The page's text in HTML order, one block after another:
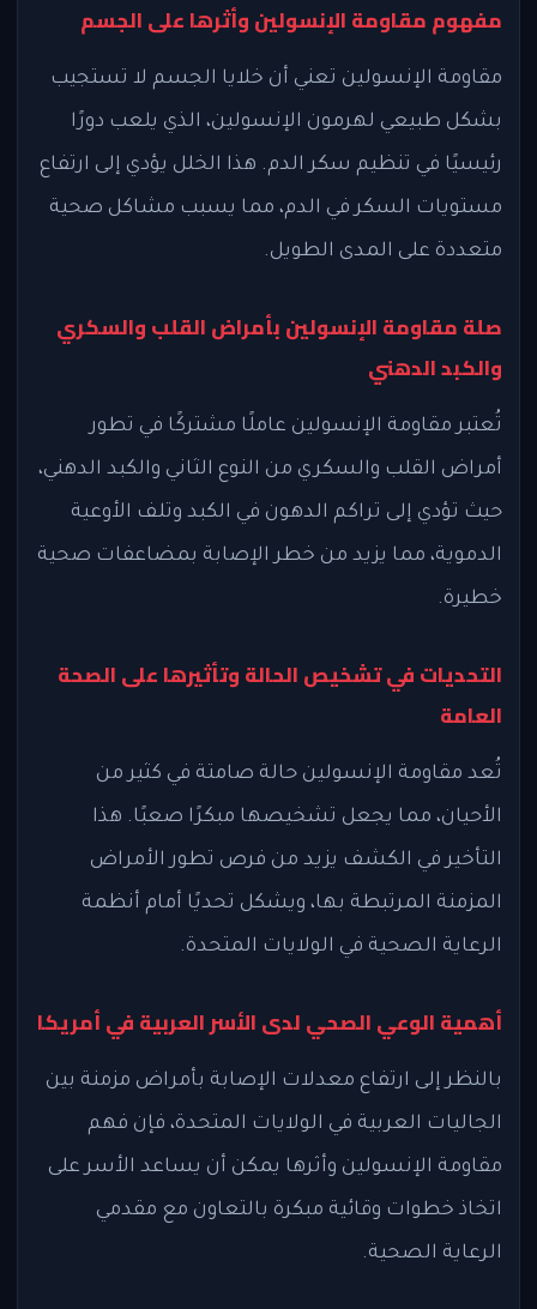
مفهوم مقاومة الإنسولين وأثرها على الجسم
مقاومة الإنسولين تعني أن خلايا الجسم لا تستجيب
بشكل طبيعي لهرمون الإنسولين، الذي يلعب دورًا
رئيسيًا في تنظيم سكر الدم. هذا الخلل يؤدي إلى ارتفاع
مستويات السكر في الدم، مما يسبب مشاكل صحية
متعددة على المدى الطويل.
صلة مقاومة الإنسولين بأمراض القلب والسكري
والكبد الدهني
تُعتبر مقاومة الإنسولين عاملًا مشتركًا في تطور
أمراض القلب والسكري من النوع الثاني والكبد الدهني،
حيث تؤدي إلى تراكم الدهون في الكبد وتلف الأوعية
الدموية، مما يزيد من خطر الإصابة بمضاعفات صحية
خطيرة.
التحديات في تشخيص الحالة وتأثيرها على الصحة
العامة
تُعد مقاومة الإنسولين حالة صامتة في كثير من
الأحيان، مما يجعل تشخيصها مبكرًا صعبًا. هذا
التأخير في الكشف يزيد من فرص تطور الأمراض
المزمنة المرتبطة بها، ويشكل تحديًا أمام أنظمة
الرعاية الصحية في الولايات المتحدة.
أهمية الوعي الصحي لدى الأسر العربية في أمريكا
بالنظر إلى ارتفاع معدلات الإصابة بأمراض مزمنة بين
الجاليات العربية في الولايات المتحدة، فإن فهم
مقاومة الإنسولين وأثرها يمكن أن يساعد الأسر على
اتخاذ خطوات وقائية مبكرة بالتعاون مع مقدمي
الرعاية الصحية.